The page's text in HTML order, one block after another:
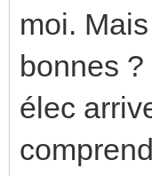
moi.
bonnes
élec